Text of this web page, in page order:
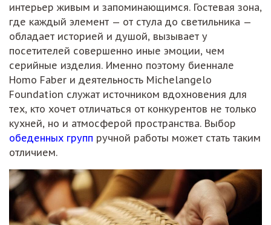
интерьер живым и запоминающимся. Гостевая зона,
где каждый элемент — от стула до светильника —
обладает историей и душой, вызывает у
посетителей совершенно иные эмоции, чем
серийные изделия. Именно поэтому биеннале
Homo Faber и деятельность Michelangelo
Foundation служат источником вдохновения для
тех, кто хочет отличаться от конкурентов не только
кухней, но и атмосферой пространства. Выбор
обеденных групп ручной работы может стать таким
отличием.